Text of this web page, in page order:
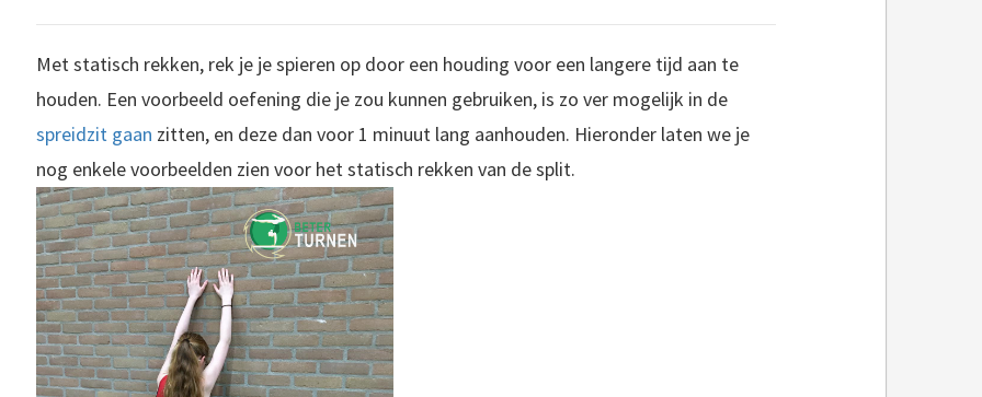
Met statisch rekken, rek je je spieren op door een houding voor een langere tijd aan te
houden. Een voorbeeld oefening die je zou kunnen gebruiken, is zo ver mogelijk in de
spreidzit gaan zitten, en deze dan voor 1 minuut lang aanhouden. Hieronder laten we je
nog enkele voorbeelden zien voor het statisch rekken van de split.